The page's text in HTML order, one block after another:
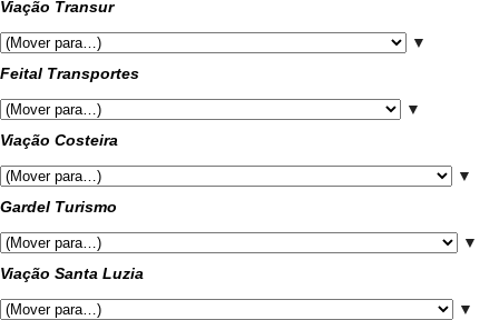
Viação Transur
▼
Feital Transportes
▼
Viação Costeira
▼
Gardel Turismo
▼
Viação Santa Luzia
▼